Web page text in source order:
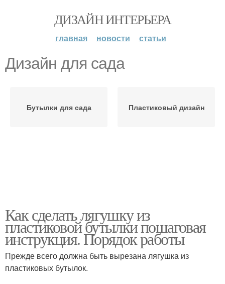
ДИЗАЙН ИНТЕРЬЕРА
главная новости статьи
Дизайн для сада
Бутылки для сада Пластиковый дизайн
Как сделать лягушку из
пластиковой бутылки пошаговая
инструкция. Порядок работы
Прежде всего должна быть вырезана лягушка из
пластиковых бутылок.